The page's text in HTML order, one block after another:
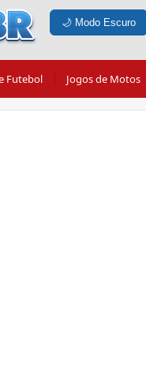
🌙 Modo Escuro
Futebol Jogos de Motos